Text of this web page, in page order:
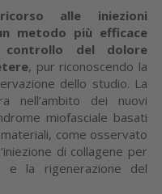
alle iniezioni
metodo più efficace
del dolore
, pur riconoscendo la
dello studio. La
nell’ambito dei nuovi
miofasciale basati
come osservato
di collagene per
e la rigenerazione del